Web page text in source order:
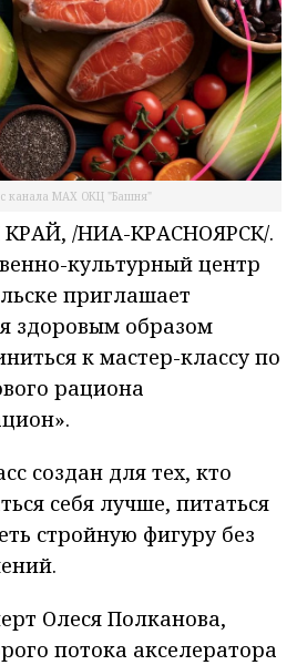
канала МАХ ОКЦ "Башня"
/НИА-КРАСНОЯРСК/.
культурный центр
приглашает
здоровым образом
к мастер-классу по
рациона
создан для тех, кто
себя лучше, питаться
стройную фигуру без
Олеся Полканова,
потока акселератора